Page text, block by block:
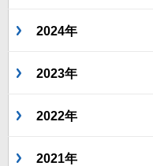
2024年
2023年
2022年
2021年